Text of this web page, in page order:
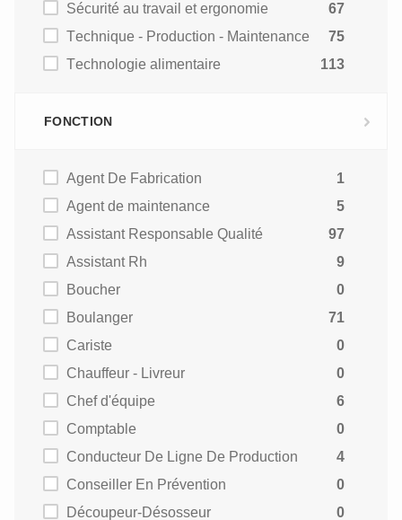
Sécurité au travail et ergonomie
67
Technique - Production - Maintenance
75
Technologie alimentaire
113
FONCTION
Agent De Fabrication
1
Agent de maintenance
5
Assistant Responsable Qualité
97
Assistant Rh
9
Boucher
0
Boulanger
71
Cariste
0
Chauffeur - Livreur
0
Chef d'équipe
6
Comptable
0
Conducteur De Ligne De Production
4
Conseiller En Prévention
0
Découpeur-Désosseur
0